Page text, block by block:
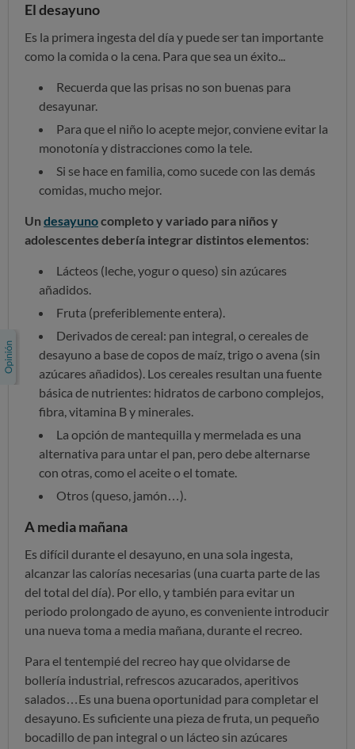
El desayuno
Es la primera ingesta del día y puede ser tan importante
como la comida o la cena. Para que sea un éxito...
Recuerda que las prisas no son buenas para
desayunar.
Para que el niño lo acepte mejor, conviene evitar la
monotonía y distracciones como la tele.
Si se hace en familia, como sucede con las demás
comidas, mucho mejor.
Un desayunocompleto y variado para niños y
adolescentes debería integrar distintos elementos:
Lácteos (leche, yogur o queso) sin azúcares
añadidos.
Fruta (preferiblemente entera).
Derivados de cereal: pan integral, o cereales de
desayuno a base de copos de maíz, trigo o avena (sin
azúcares añadidos). Los cereales resultan una fuente
básica de nutrientes: hidratos de carbono complejos,
fibra, vitamina B y minerales.
La opción de mantequilla y mermelada es una
alternativa para untar el pan, pero debe alternarse
con otras, como el aceite o el tomate.
Otros (queso, jamón…).
A media mañana
Es difícil durante el desayuno, en una sola ingesta,
alcanzar las calorías necesarias (una cuarta parte de las
del total del día). Por ello, y también para evitar un
periodo prolongado de ayuno, es conveniente introducir
una nueva toma a media mañana, durante el recreo.
Para el tentempié del recreo hay que olvidarse de
bollería industrial, refrescos azucarados, aperitivos
salados…Es una buena oportunidad para completar el
desayuno. Es suficiente una pieza de fruta, un pequeño
bocadillo de pan integral o un lácteo sin azúcares